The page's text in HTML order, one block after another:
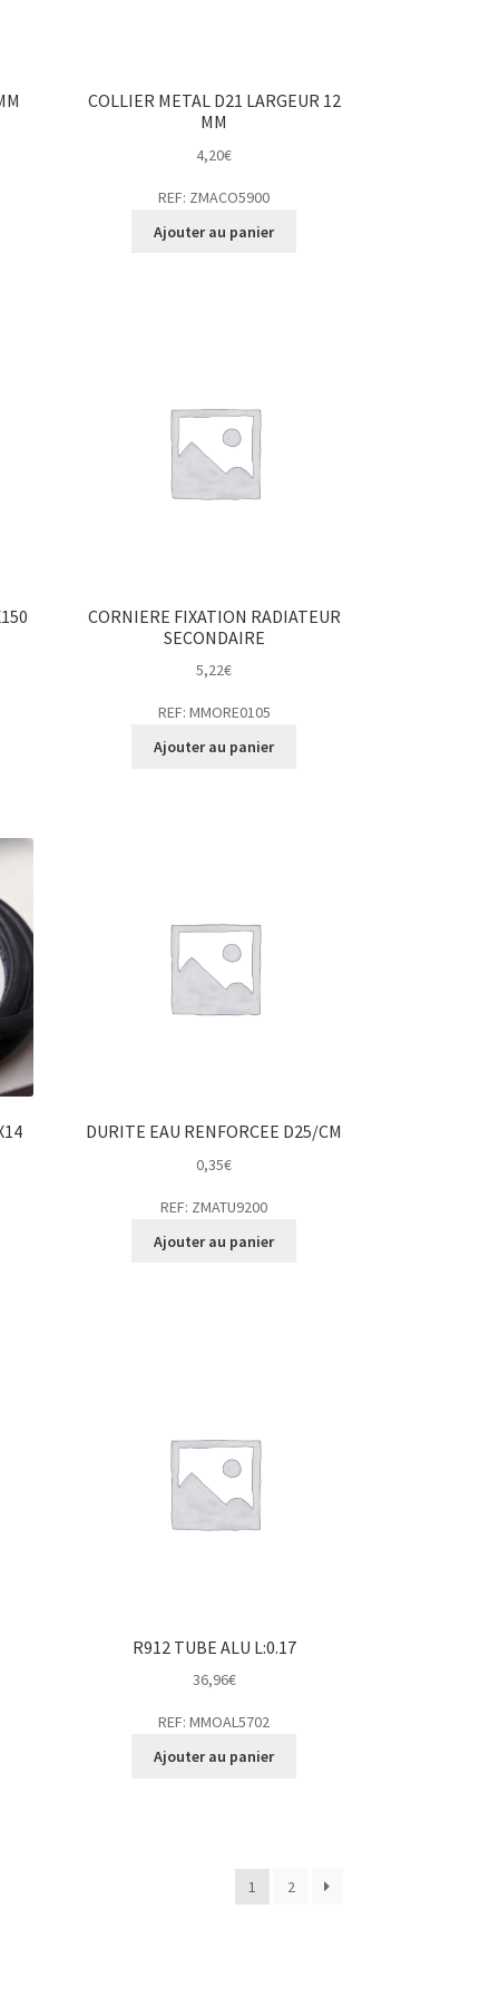
COLLIER METAL D21 LARGEUR 12
MM
4,20€
REF: ZMACO5900
Ajouter au panier
CORNIERE FIXATION RADIATEUR
SECONDAIRE
5,22€
REF: MMORE0105
Ajouter au panier
DURITE EAU RENFORCEE D25/CM
0,35€
REF: ZMATU9200
Ajouter au panier
R912 TUBE ALU L:0.17
36,96€
REF: MMOAL5702
Ajouter au panier
1 2